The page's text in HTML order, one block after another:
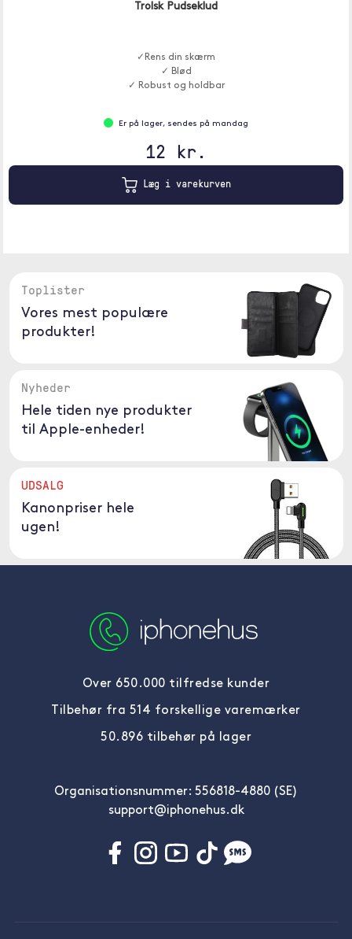
Trolsk Pudseklud
✓Rens din skærm
✓ Blød
✓ Robust og holdbar
Er på lager, sendes på mandag
12 kr.
Læg i varekurven
Toplister
Vores mest populære
produkter!
Nyheder
Hele tiden nye produkter
til Apple-enheder!
UDSALG
Kanonpriser hele
ugen!
Over 650.000 tilfredse kunder
Tilbehør fra 514 forskellige varemærker
50.896 tilbehør på lager
Organisationsnummer: 556818-4880 (SE)
support@iphonehus.dk